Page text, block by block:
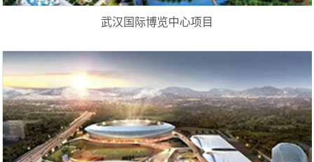
武汉国际博览中心项目